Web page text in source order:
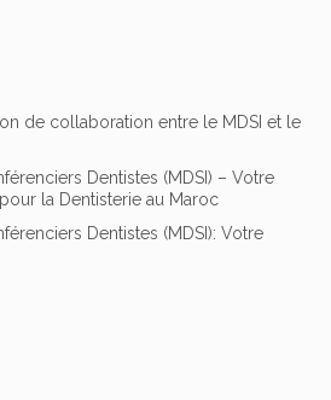
de collaboration entre le MDSI et le
Dentistes (MDSI) – Votre
la Dentisterie au Maroc
Dentistes (MDSI): Votre